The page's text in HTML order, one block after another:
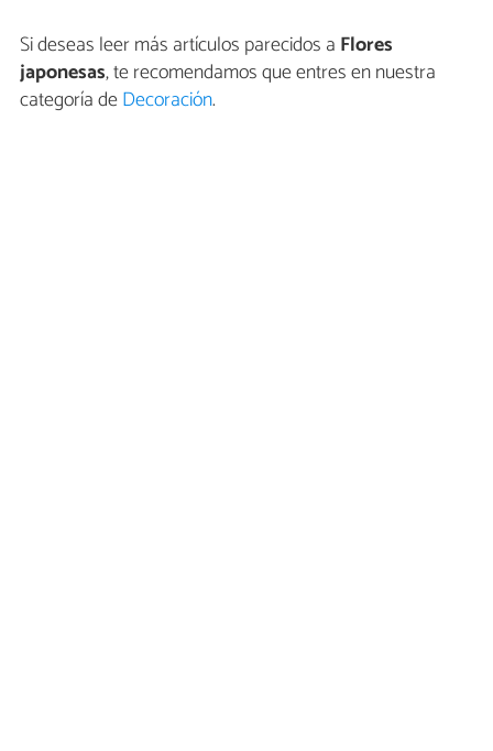
Si deseas leer más artículos parecidos a Flores
japonesas, te recomendamos que entres en nuestra
categoría deDecoración.